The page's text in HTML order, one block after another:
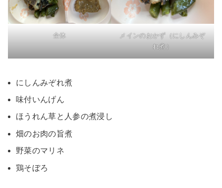
全体
メインのおかず（にしんみぞ
れ煮）
にしんみぞれ煮
味付いんげん
ほうれん草と人参の煮浸し
畑のお肉の旨煮
野菜のマリネ
鶏そぼろ